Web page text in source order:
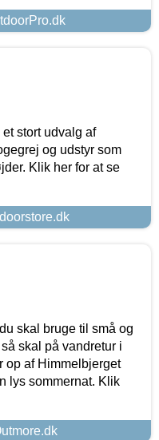
stort udvalg af
og udstyr som
Klik her for at se
skal bruge til små og
skal på vandretur i
op af Himmelbjerget
lys sommernat. Klik